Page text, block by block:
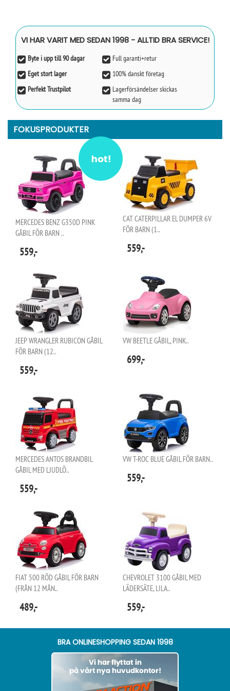
VI HAR VARIT MED SEDAN 1998 - ALLTID BRA SERVICE!
Byte i upp till 90 dagar
Full garanti+retur
Eget stort lager
100% danskt företag
Perfekt Trustpilot
Lagerförsändelser skickas
samma dag
FOKUSPRODUKTER
MERCEDES BENZ G350D PINK
GÅBIL FÖR BARN ..
559,-
CAT CATERPILLAR EL DUMPER 6V
FÖR BARN (1..
559,-
JEEP WRANGLER RUBICON GÅBIL
FÖR BARN (12..
559,-
VW BEETLE GÅBIL, PINK..
699,-
MERCEDES ANTOS BRANDBIL
GÅBIL MED LJUDLÖ..
559,-
VW T-ROC BLUE GÅBIL FÖR BARN..
559,-
FIAT 500 RÖD GÅBIL FÖR BARN
(FRÅN 12 MÅN..
489,-
CHEVROLET 3100 GÅBIL MED
LÄDERSÄTE, LILA..
559,-
BRA ONLINESHOPPING SEDAN 1998